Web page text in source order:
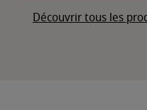
Découvrir tous les